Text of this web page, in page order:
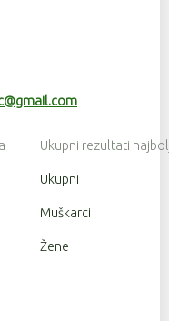
Ukupni rezultati
Ukupni
Muškarci
Žene